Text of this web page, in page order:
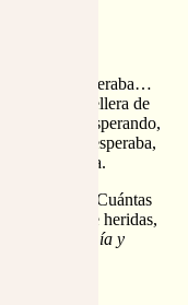
jardín te esperaba…
con calellera de
esperando,
yo no esperaba,
que tenía.
esperaba. Cuántas
sangrando de heridas,
hermosa mía y